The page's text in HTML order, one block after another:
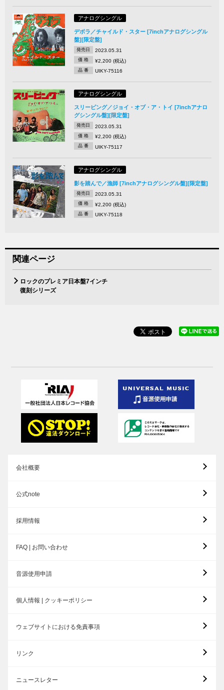
アナログシングル
デボラ／チャイルド・スター [7inchアナログシングル
盤][限定盤]
発売日 2023.05.31
価 格 ¥2,200 (税込)
品 番 UIKY-75116
アナログシングル
スリーピング／ジョイ・オブ・ア・トイ [7inchアナロ
グシングル盤][限定盤]
発売日 2023.05.31
価 格 ¥2,200 (税込)
品 番 UIKY-75117
アナログシングル
影を踏んで／漁師 [7inchアナログシングル盤][限定盤]
発売日 2023.05.31
価 格 ¥2,200 (税込)
品 番 UIKY-75118
関連ページ
ロックのプレミア日本盤7インチ
復刻シリーズ
会社概要
公式note
採用情報
FAQ | お問い合わせ
音源使用申請
個人情報 | クッキーポリシー
ウェブサイトにおける免責事項
リンク
ニュースレター